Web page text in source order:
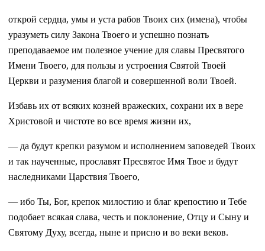
открой сердца, умы и уста рабов Твоих сих (имена), чтобы
уразуметь силу Закона Твоего и успешно познать
преподаваемое им полезное учение для славы Пресвятого
Имени Твоего, для пользы и устроения Святой Твоей
Церкви и разумения благой и совершенной воли Твоей.
Избавь их от всяких козней вражеских, сохрани их в вере
Христовой и чистоте во все время жизни их,
— да будут крепки разумом и исполнением заповедей Твоих
и так наученные, прославят Пресвятое Имя Твое и будут
наследниками Царствия Твоего,
— ибо Ты, Бог, крепок милостию и благ крепостию и Тебе
подобает всякая слава, честь и поклонение, Отцу и Сыну и
Святому Духу, всегда, ныне и присно и во веки веков.